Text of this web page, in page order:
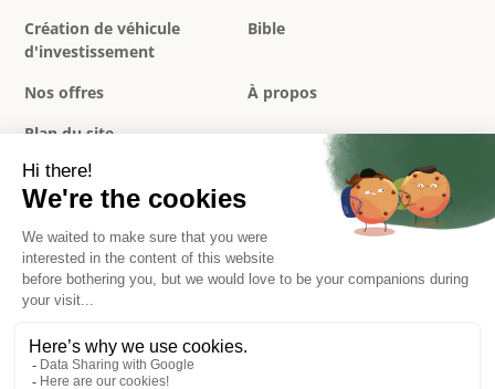
Création de véhicule
d'investissement
Bible
Nos offres
À propos
Plan du site
Politique de confidentialité
Mentions légales
Conditions générales
Réclamations